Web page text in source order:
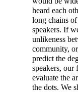
heard each
long chains
speakers. If
unlikeness
community,
predict the
speakers, our
evaluate the
the dots. We